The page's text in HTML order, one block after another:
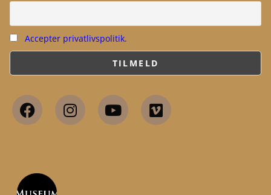
Accepter privatlivspolitik.